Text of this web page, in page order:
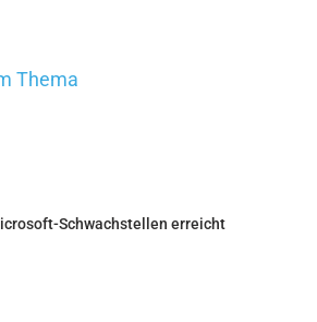
Thema
Schwachstellen erreicht